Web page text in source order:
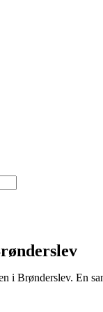
i Brønderslev. En